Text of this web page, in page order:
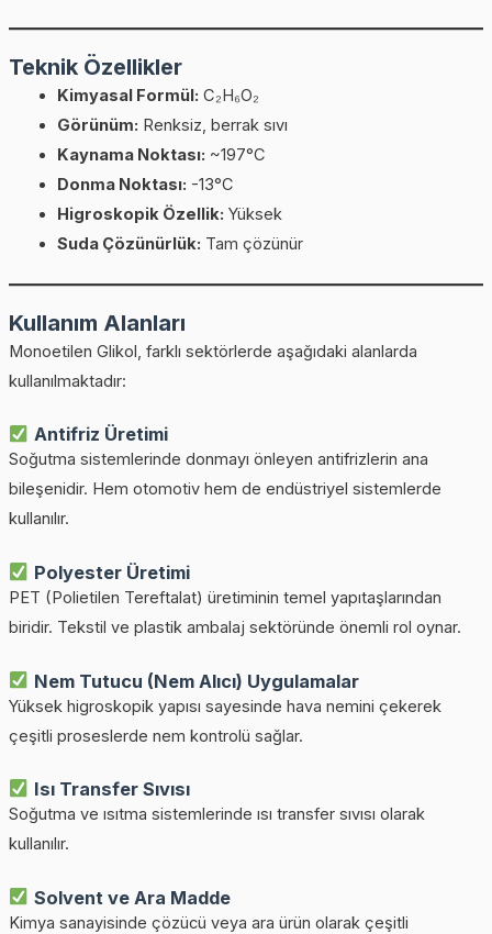
Teknik Özellikler
Kimyasal Formül: C₂H₆O₂
Görünüm: Renksiz, berrak sıvı
Kaynama Noktası: ~197°C
Donma Noktası: -13°C
Higroskopik Özellik: Yüksek
Suda Çözünürlük: Tam çözünür
Kullanım Alanları
Monoetilen Glikol, farklı sektörlerde aşağıdaki alanlarda
kullanılmaktadır:
Antifriz Üretimi
Soğutma sistemlerinde donmayı önleyen antifrizlerin ana
bileşenidir. Hem otomotiv hem de endüstriyel sistemlerde
kullanılır.
Polyester Üretimi
PET (Polietilen Tereftalat) üretiminin temel yapıtaşlarından
biridir. Tekstil ve plastik ambalaj sektöründe önemli rol oynar.
Nem Tutucu (Nem Alıcı) Uygulamalar
Yüksek higroskopik yapısı sayesinde hava nemini çekerek
çeşitli proseslerde nem kontrolü sağlar.
Isı Transfer Sıvısı
Soğutma ve ısıtma sistemlerinde ısı transfer sıvısı olarak
kullanılır.
Solvent ve Ara Madde
Kimya sanayisinde çözücü veya ara ürün olarak çeşitli